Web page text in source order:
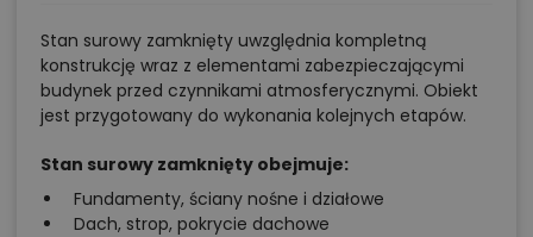
Stan surowy zamknięty uwzględnia kompletną
konstrukcję wraz z elementami zabezpieczającymi
budynek przed czynnikami atmosferycznymi. Obiekt
jest przygotowany do wykonania kolejnych etapów.
Stan surowy zamknięty obejmuje:
Fundamenty, ściany nośne i działowe
Dach, strop, pokrycie dachowe